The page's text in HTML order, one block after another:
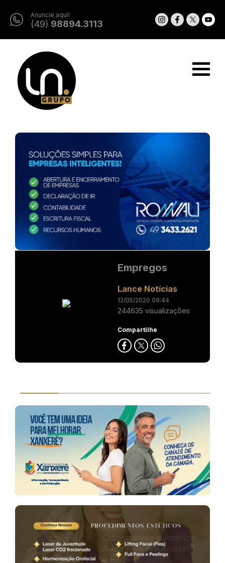
Anuncie aqui!
(49) 98894.3113
Empregos
Lance Notícias
12/05/2020 09:44
244635 visualizações
Compartilhe